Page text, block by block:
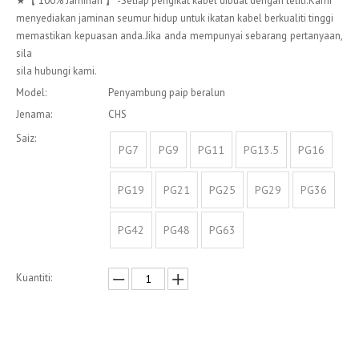
menyediakan jaminan seumur hidup untuk ikatan kabel berkualiti tinggi
memastikan kepuasan anda.Jika anda mempunyai sebarang pertanyaan,
sila
sila hubungi kami.
Model:
Penyambung paip beralun
Jenama:
CHS
Saiz:
PG7 PG9 PG11 PG13.5 PG16
PG19 PG21 PG25 PG29 PG36
PG42 PG48 PG63
Kuantiti: